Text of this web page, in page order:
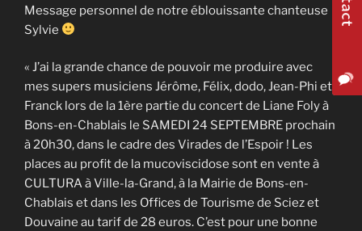
Message personnel de notre éblouissante chanteuse
Sylvie
« J’ai la grande chance de pouvoir me produire avec
mes supers musiciens Jérôme, Félix, dodo, Jean-Phi et
Franck lors de la 1ère partie du concert de Liane Foly à
Bons-en-Chablais le SAMEDI 24 SEPTEMBRE prochain
à 20h30, dans le cadre des Virades de l’Espoir ! Les
places au profit de la mucoviscidose sont en vente à
CULTURA à Ville-la-Grand, à la Mairie de Bons-en-
Chablais et dans les Offices de Tourisme de Sciez et
Douvaine au tarif de 28 euros. C’est pour une bonne